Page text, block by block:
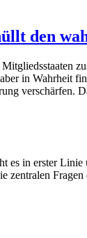
den
in Wahrheit
es in erster
zentralen